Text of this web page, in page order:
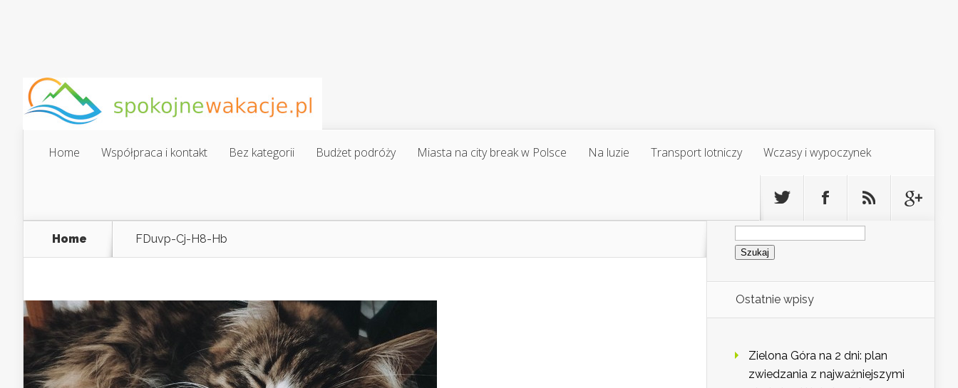
Home Współpraca i kontakt Bez kategorii Budżet podróży Miasta na city break w Polsce Na luzie Transport lotniczy Wczasy i wypoczynek
Home FDuvp-Cj-H8-Hb
Szukaj:
Ostatnie wpisy
Zielona Góra na 2 dni: plan
zwiedzania z najważniejszymi